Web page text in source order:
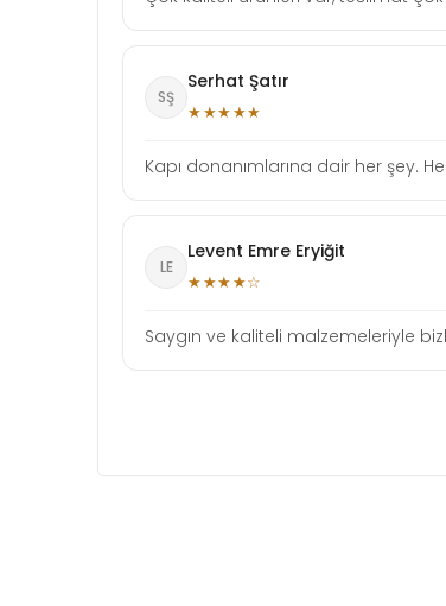
SŞ
Serhat Şatır
★★★★★
Kapı donanımlarına dair her şey.
LE
Levent Emre Eryiğit
★★★★☆
Saygın ve kaliteli malzemeleriyle